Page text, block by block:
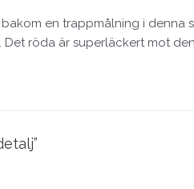
en trappmålning i denna
röda är superläckert mot